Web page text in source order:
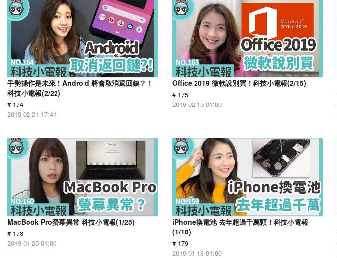
手勢操作是未來！Android 將會取消返回鍵？！
科技小電報(2/22)
# 174
2019-02-21 17:41
Office 2019 微軟說別買！科技小電報(2/15)
# 175
2019-02-15 01:00
MacBook Pro螢幕異常 科技小電報(1/25)
# 178
2019-01-25 01:00
iPhone換電池 去年超過千萬顆！科技小電報
(1/18)
# 179
2019-01-18 01:00